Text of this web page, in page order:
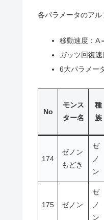
各パラメータのアル
移動速度：A
ガッツ回復
6大パラメー
No
モンス
ター名
種
族
174
ゼノン
もどき
ゼ
ノ
ン
175 ゼノン
ゼ
ノ
ン